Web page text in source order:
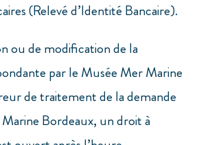
(Relevé d’Identité Bancaire).
ou de modification de la
par le Musée Mer Marine
de traitement de la demande
Bordeaux, un droit à